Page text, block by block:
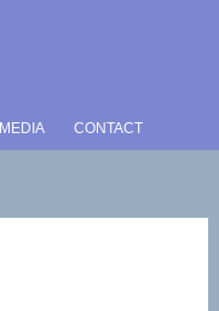
MEDIA CONTACT